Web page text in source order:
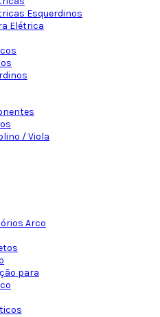
Esquerdinos
Elétrica
/ Viola
Arco
para